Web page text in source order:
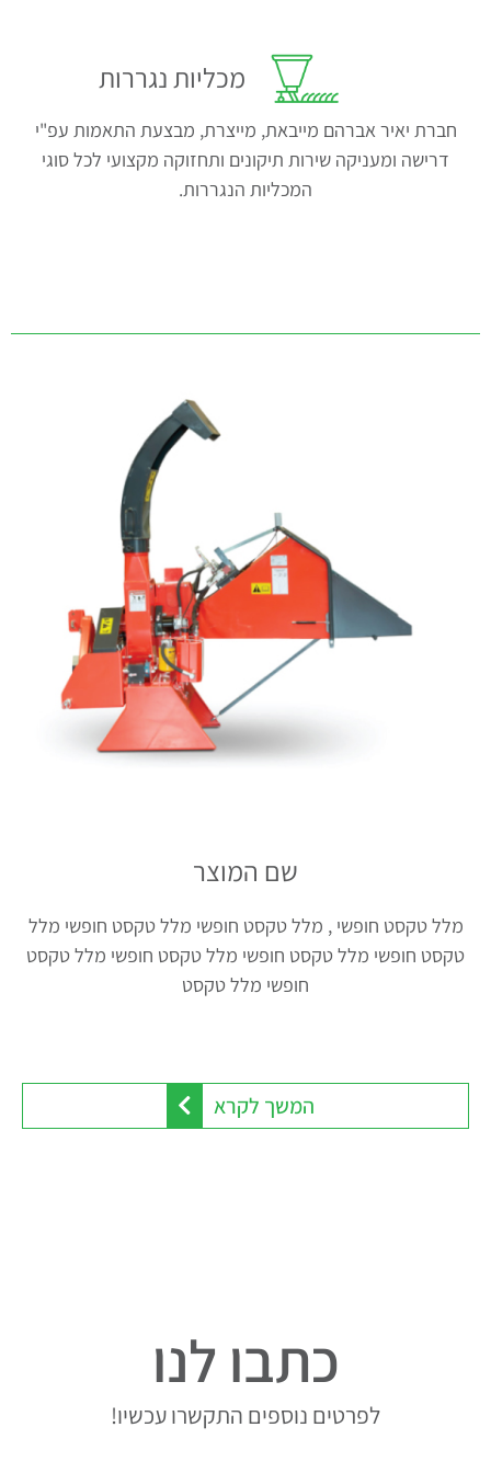
מכליות נגררות
חברת יאיר אברהם מייבאת, מייצרת, מבצעת התאמות עפ"י
דרישה ומעניקה שירות תיקונים ותחזוקה מקצועי לכל סוגי
המכליות הנגררות.
שם המוצר
מלל טקסט חופשי , מלל טקסט חופשי מלל טקסט חופשי מלל
טקסט חופשי מלל טקסט חופשי מלל טקסט חופשי מלל טקסט
חופשי מלל טקסט
המשך לקרא
כתבו לנו
לפרטים נוספים התקשרו עכשיו!